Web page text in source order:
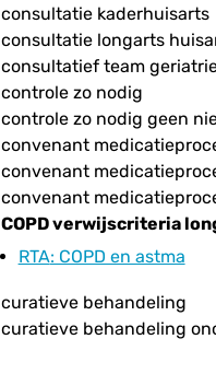
consultatie kaderhuisarts
consultatie longarts
consultatief team
controle zo nodig
controle zo nodig geen
convenant
convenant
convenant
COPD verwijscriteria
RTA: COPD en astma
curatieve behandeling
curatieve behandeling